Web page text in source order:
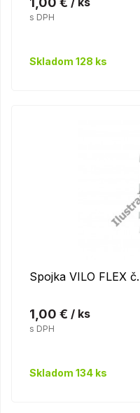
s DPH
Skladom 128 ks
Spojka VILO FLEX
1,00 € / ks
s DPH
Skladom 134 ks